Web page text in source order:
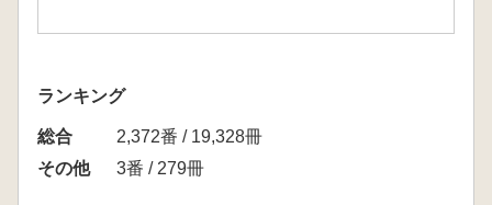
ランキング
総合
2,372番 / 19,328冊
その他
3番 / 279冊